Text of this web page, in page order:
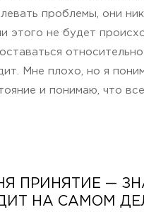
проблемы, они
этого не будет
Мне плохо, но я
и понимаю, что
ПРИНЯТИЕ —
НА САМОМ